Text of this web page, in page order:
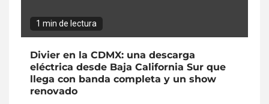
1 min de lectura
Divier en la CDMX: una descarga
eléctrica desde Baja California Sur que
llega con banda completa y un show
renovado